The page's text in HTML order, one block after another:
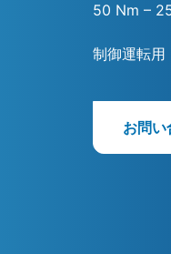
50 Nm –
制御運転用
お問い